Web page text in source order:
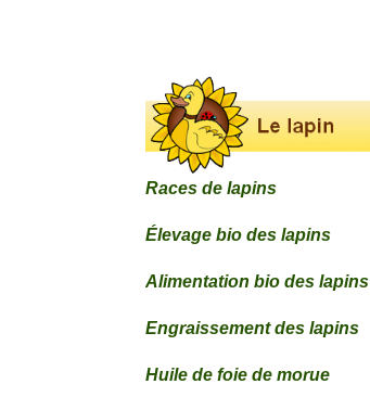
Races de lapins
Élevage bio des lapins
Alimentation bio des lapins
Engraissement des lapins
Huile de foie de morue